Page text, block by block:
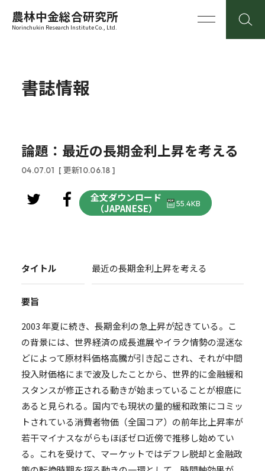
農林中金総合研究所
Norinchukin Research Institute Co., Ltd.
書誌情報
論題：最近の長期金利上昇を考える
04.07.01 [ 更新10.06.18 ]
全文ダウンロード
（JAPANESE）
55.4KB
タイトル 最近の長期金利上昇を考える
要旨
2003 年夏に続き、長期金利の急上昇が起きている。こ
の背景には、世界経済の成長進展やイラク情勢の混迷な
どによって原材料価格高騰が引き起こされ、それが中間
投入財価格にまで波及したことから、世界的に金融緩和
スタンスが修正される動きが始まっていることが根底に
あると見られる。国内でも現状の量的緩和政策にコミッ
トされている消費者物価（全国コア）の前年比上昇率が
若干マイナスながらもほぼゼロ近傍で推移し始めてい
る。これを受けて、マーケットではデフレ脱却と金融政